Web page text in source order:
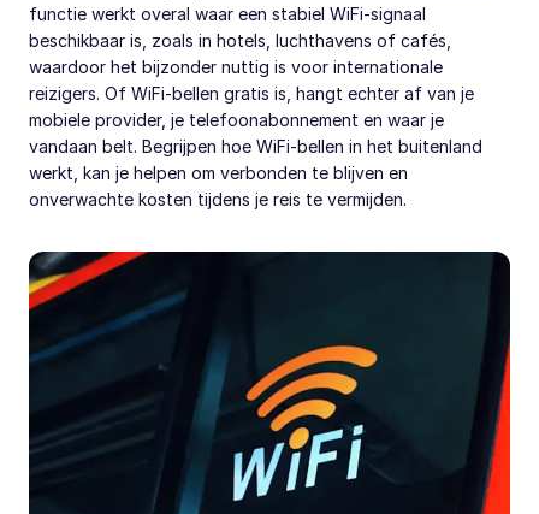
functie werkt overal waar een stabiel WiFi-signaal
beschikbaar is, zoals in hotels, luchthavens of cafés,
waardoor het bijzonder nuttig is voor internationale
reizigers. Of WiFi-bellen gratis is, hangt echter af van je
mobiele provider, je telefoonabonnement en waar je
vandaan belt. Begrijpen hoe WiFi-bellen in het buitenland
werkt, kan je helpen om verbonden te blijven en
onverwachte kosten tijdens je reis te vermijden.